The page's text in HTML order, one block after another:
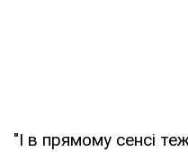
"І в прямому сенсі